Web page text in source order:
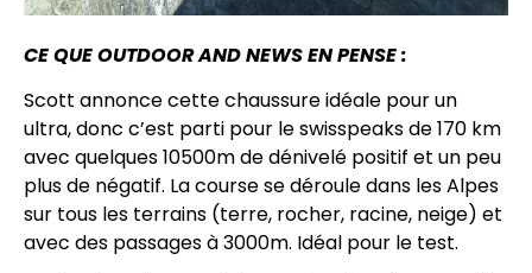
CE QUE OUTDOOR AND NEWS EN PENSE :
Scott annonce cette chaussure idéale pour un
ultra, donc c’est parti pour le swisspeaks de 170 km
avec quelques 10500m de dénivelé positif et un peu
plus de négatif. La course se déroule dans les Alpes
sur tous les terrains (terre, rocher, racine, neige) et
avec des passages à 3000m. Idéal pour le test.